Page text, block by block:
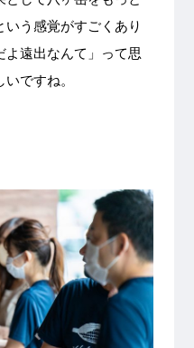
いう感覚がすごくあり
よ遠出なんて」って思
ですね。